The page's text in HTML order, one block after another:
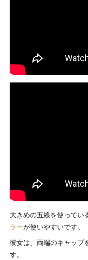
大きめの五線を使ってい
ラーが使いやすいです。
彼女は、両端のキャップ
す。